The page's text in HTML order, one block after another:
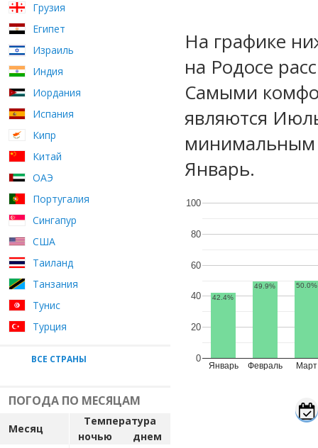
Грузия
Египет
Израиль
Индия
Иордания
Испания
Кипр
Китай
ОАЭ
Португалия
Сингапур
США
Таиланд
Танзания
Тунис
Турция
ВСЕ СТРАНЫ
ПОГОДА ПО МЕСЯЦАМ
Месяц
Температура
ночью
днем
На графике
на Родосе
Самыми
являются
минимальным
Январь.
Январь Февраль Март
0
20
40
60
80
100
42.4%
49.9% 50.0%